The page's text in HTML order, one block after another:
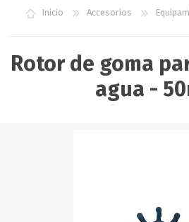
LISTA DE DESEOS
Inicio Accesorios
Rotor de goma
agua -